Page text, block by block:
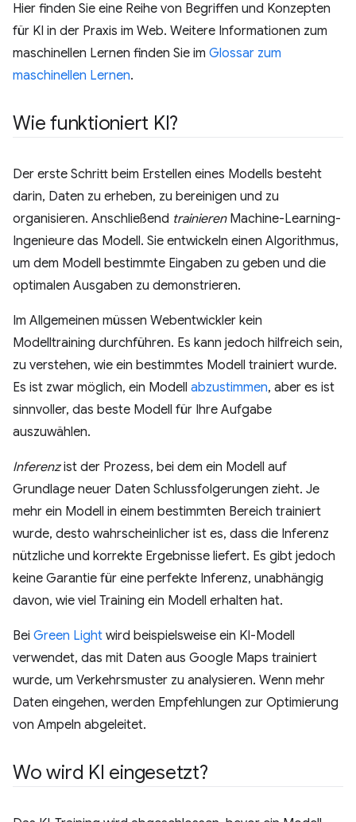
Hier finden Sie eine Reihe von Begriffen und Konzepten
für KI in der Praxis im Web. Weitere Informationen zum
maschinellen Lernen finden Sie im Glossar zum
maschinellen Lernen.
Wie funktioniert KI?
Der erste Schritt beim Erstellen eines Modells besteht
darin, Daten zu erheben, zu bereinigen und zu
organisieren. Anschließend trainierenMachine-Learning-
Ingenieure das Modell. Sie entwickeln einen Algorithmus,
um dem Modell bestimmte Eingaben zu geben und die
optimalen Ausgaben zu demonstrieren.
Im Allgemeinen müssen Webentwickler kein
Modelltraining durchführen. Es kann jedoch hilfreich sein,
zu verstehen, wie ein bestimmtes Modell trainiert wurde.
Es ist zwar möglich, ein Modell abzustimmen, aber es ist
sinnvoller, das beste Modell für Ihre Aufgabe
auszuwählen.
Inferenzist der Prozess, bei dem ein Modell auf
Grundlage neuer Daten Schlussfolgerungen zieht. Je
mehr ein Modell in einem bestimmten Bereich trainiert
wurde, desto wahrscheinlicher ist es, dass die Inferenz
nützliche und korrekte Ergebnisse liefert. Es gibt jedoch
keine Garantie für eine perfekte Inferenz, unabhängig
davon, wie viel Training ein Modell erhalten hat.
Bei Green Light wird beispielsweise ein KI-Modell
verwendet, das mit Daten aus Google Maps trainiert
wurde, um Verkehrsmuster zu analysieren. Wenn mehr
Daten eingehen, werden Empfehlungen zur Optimierung
von Ampeln abgeleitet.
Wo wird KI eingesetzt?